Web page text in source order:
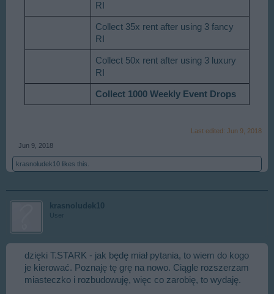
RI
Collect 35x rent after using 3 fancy
RI
Collect 50x rent after using 3 luxury
RI
Collect 1000 Weekly Event Drops
Last edited: Jun 9, 2018
Jun 9, 2018
krasnoludek10 likes this.
krasnoludek10
User
dzięki T.STARK - jak będę miał pytania, to wiem do kogo
je kierować. Poznaję tę grę na nowo. Ciągle rozszerzam
miasteczko i rozbudowuję, więc co zarobię, to wydaję.